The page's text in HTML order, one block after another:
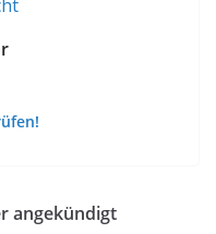
angekündigt